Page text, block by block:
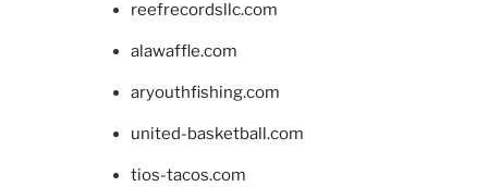
reefrecordsllc.com
alawaffle.com
aryouthfishing.com
united-basketball.com
tios-tacos.com